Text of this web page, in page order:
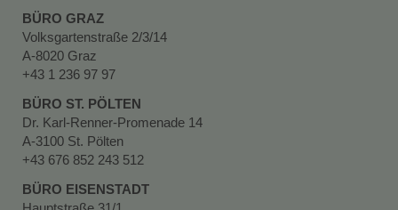
BÜRO GRAZ
Volksgartenstraße 2/3/14
A-8020 Graz
+43 1 236 97 97
BÜRO ST. PÖLTEN
Dr. Karl-Renner-Promenade 14
A-3100 St. Pölten
+43 676 852 243 512
BÜRO EISENSTADT